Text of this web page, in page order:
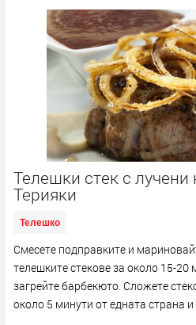
Телешки стек с лучени
Терияки
Телешко
Смесете подправките и
телешките стекове за около 15-20
загрейте барбекюто. Сложете
около 5 минути от едната страна и